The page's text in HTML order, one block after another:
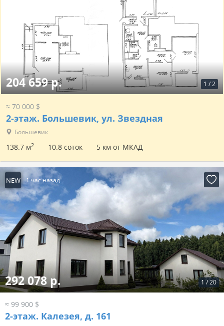
1 /2
204 659 р.
≈ 70 000 $
2-этаж. Большевик, ул. Звездная
Большевик
138.7 м2 10.8 соток 5 км от МКАД
NEW 1 час назад
1 /20
292 078 р.
≈ 99 900 $
2-этаж. Калезея, д. 161